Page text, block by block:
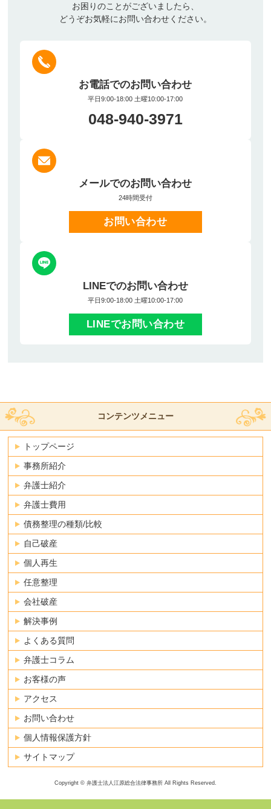
お困りのことがございましたら、
どうぞお気軽にお問い合わせください。
お電話でのお問い合わせ
平日9:00-18:00 土曜10:00-17:00
048-940-3971
メールでのお問い合わせ
24時間受付
お問い合わせ
LINEでのお問い合わせ
平日9:00-18:00 土曜10:00-17:00
LINEでお問い合わせ
コンテンツメニュー
トップページ
事務所紹介
弁護士紹介
弁護士費用
債務整理の種類/比較
自己破産
個人再生
任意整理
会社破産
解決事例
よくある質問
弁護士コラム
お客様の声
アクセス
お問い合わせ
個人情報保護方針
サイトマップ
Copyright © 弁護士法人江原総合法律事務所 All Rights Reserved.